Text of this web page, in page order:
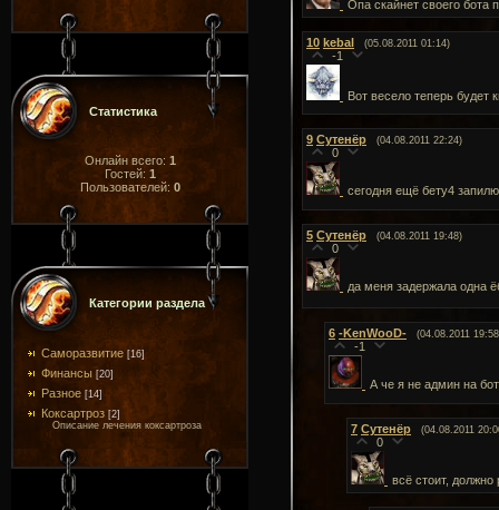
Статистика
Онлайн всего: 1
Гостей: 1
Пользователей: 0
Категории раздела
Саморазвитие [16]
Финансы [20]
Разное [14]
Коксартроз [2]
Описание лечения коксартроза
Опа скайнет своего бота
10 kebal (05.08.2011 01:14)
-1
Вот весело теперь
9 Сутенёр (04.08.2011 22:24)
0
сегодня ещё бету4
5 Сутенёр (04.08.2011 19:48)
0
да меня задержала одна
6 -KenWooD- (04.08.2011
-1
А че я не админ на
7 Сутенёр (04.08.2011
0
всё стоит, должно